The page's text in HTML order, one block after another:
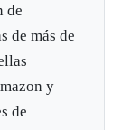
de
de más de
y
de